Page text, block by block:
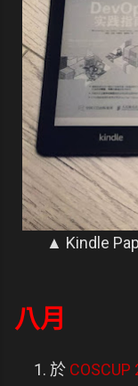
▲ Kindle
八月
於 COSCUP